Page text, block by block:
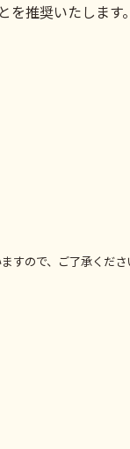
推奨いたしま
すので、ご了承くださ